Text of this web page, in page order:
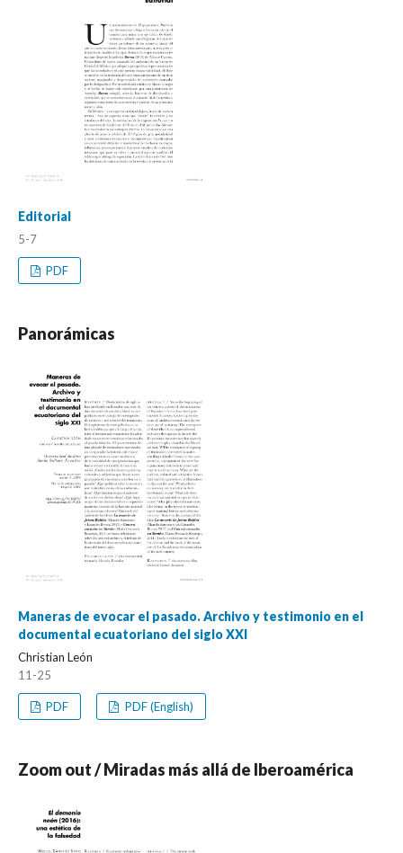
Editorial
5-7
PDF
Panorámicas
Maneras de evocar el pasado. Archivo y testimonio en el
documental ecuatoriano del siglo XXI
Christian León
11-25
PDF PDF (English)
Zoom out / Miradas más allá de Iberoamérica